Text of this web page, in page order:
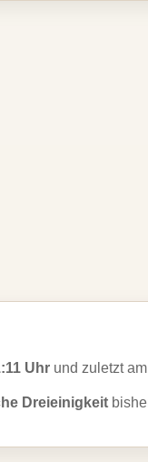
Uhr und zuletzt am
Dreieinigkeit